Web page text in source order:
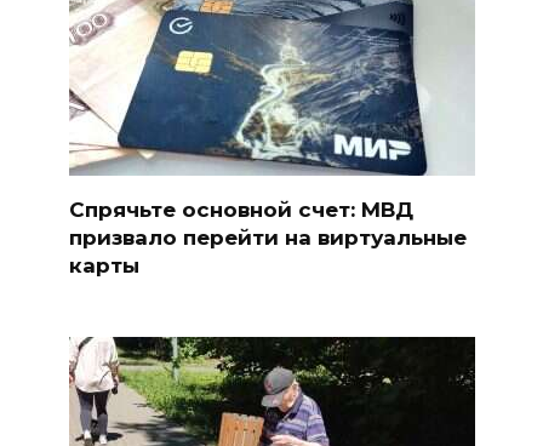
Спрячьте основной счет: МВД
призвало перейти на виртуальные
карты